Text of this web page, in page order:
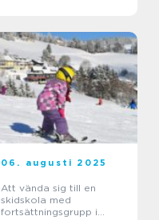
06. augusti 2025
Att vända sig till en
skidskola med
fortsättningsgrupp i